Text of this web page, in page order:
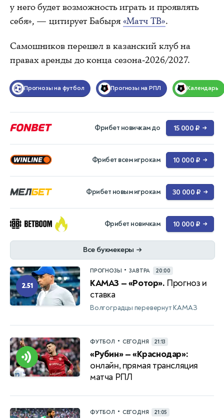
у него будет возможность играть и проявлять
себя», — цитирует Бабыря «Матч ТВ».
Самошников перешел в казанский клуб на
правах аренды до конца сезона-2026/2027.
Прогнозы на футбол Прогнозы на РПЛ Календарь
Фрибет новичкам до 15 000 ₽ →
Фрибет всем игрокам 10 000 ₽ →
Фрибет новым игрокам 30 000 ₽ →
Фрибет новичкам 10 000 ₽ →
Все букмекеры →
2.51
ПРОГНОЗЫ • ЗАВТРА 20:00
КАМАЗ — «Ротор». Прогноз и
ставка
Волгоградцы перевернут КАМАЗ
ФУТБОЛ • СЕГОДНЯ 21:13
«Рубин» — «Краснодар»:
онлайн, прямая трансляция
матча РПЛ
ФУТБОЛ • СЕГОДНЯ 21:05